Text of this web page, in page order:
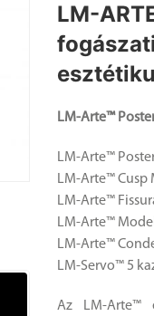
LM-
LM-Arte™
LM-Arte™
LM-Arte™ Cusp
LM-Arte™
LM-Arte™
LM-Arte™
LM-Servo™ 5
Az LM-Arte™